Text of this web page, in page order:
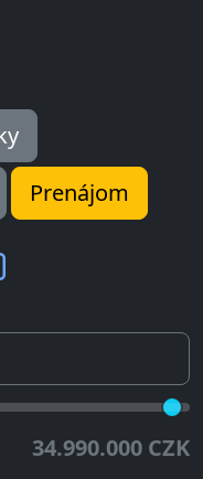
Prenájom
34.990.000 CZK